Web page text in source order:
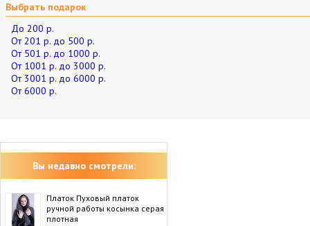
Выбрать подарок
До 200 р.
От 201 р. до 500 р.
От 501 р. до 1000 р.
От 1001 р. до 3000 р.
От 3001 р. до 6000 р.
От 6000 р.
Вы недавно смотрели:
Платок Пуховый платок
ручной работы косынка серая
плотная